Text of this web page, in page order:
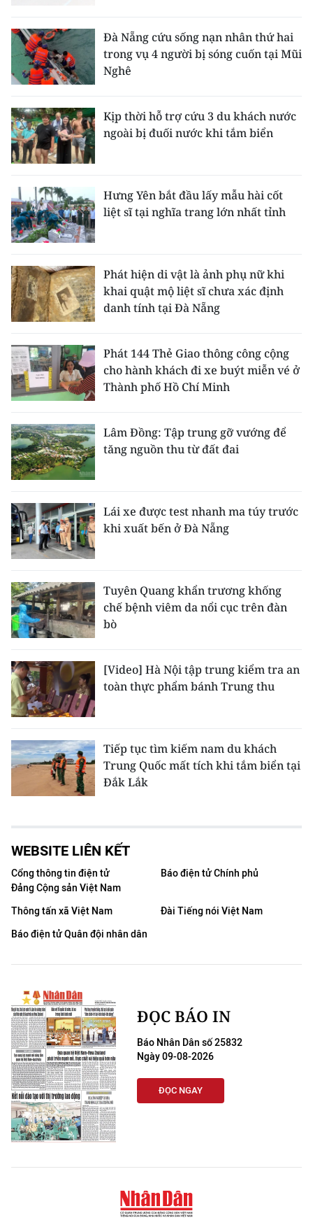
Đà Nẵng cứu sống nạn nhân thứ hai
trong vụ 4 người bị sóng cuốn tại Mũi
Nghê
Kịp thời hỗ trợ cứu 3 du khách nước
ngoài bị đuối nước khi tắm biển
Hưng Yên bắt đầu lấy mẫu hài cốt
liệt sĩ tại nghĩa trang lớn nhất tỉnh
Phát hiện di vật là ảnh phụ nữ khi
khai quật mộ liệt sĩ chưa xác định
danh tính tại Đà Nẵng
Phát 144 Thẻ Giao thông công cộng
cho hành khách đi xe buýt miễn vé ở
Thành phố Hồ Chí Minh
Lâm Đồng: Tập trung gỡ vướng để
tăng nguồn thu từ đất đai
Lái xe được test nhanh ma túy trước
khi xuất bến ở Đà Nẵng
Tuyên Quang khẩn trương khống
chế bệnh viêm da nổi cục trên đàn
bò
[Video] Hà Nội tập trung kiểm tra an
toàn thực phẩm bánh Trung thu
Tiếp tục tìm kiếm nam du khách
Trung Quốc mất tích khi tắm biển tại
Đắk Lắk
WEBSITE LIÊN KẾT
Cổng thông tin điện tử
Đảng Cộng sản Việt Nam
Báo điện tử Chính phủ
Thông tấn xã Việt Nam
Đài Tiếng nói Việt Nam
Báo điện tử Quân đội nhân dân
ĐỌC BÁO IN
Báo Nhân Dân số 25832
Ngày 09-08-2026
ĐỌC NGAY